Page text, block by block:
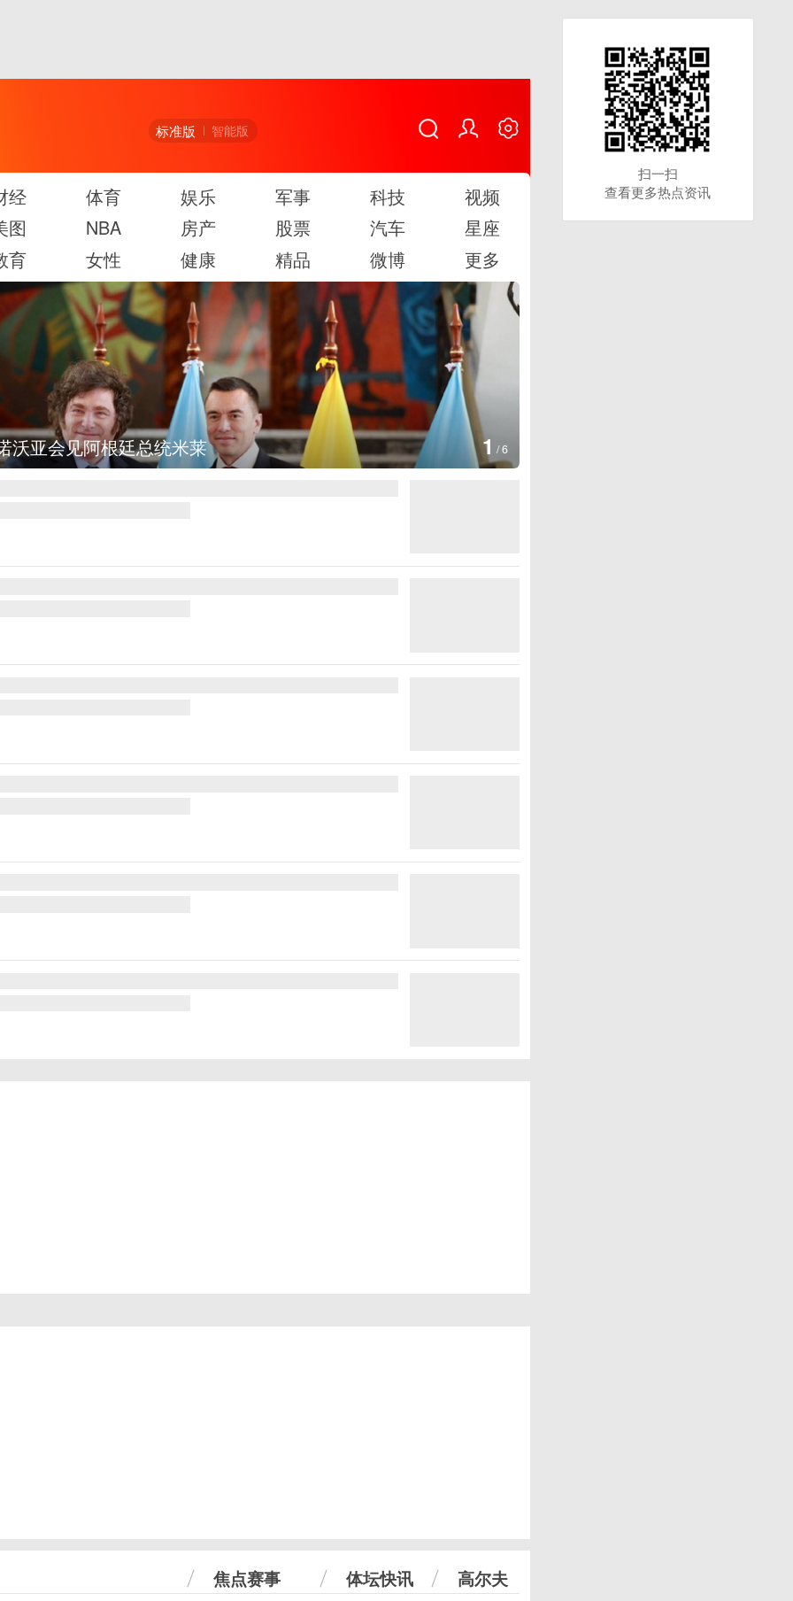
标准版 智能版
经 体育 娱乐 军事 科技
视频
图
NBA 房产 股票 汽车
星座
育
女性 健康 精品 微博 更多
坎：野火烧毁700多所房屋 2 /6
焦点赛事 体坛快讯 高尔夫
扫一扫
查看更多热点资讯
扫一扫
查看更多热点资讯